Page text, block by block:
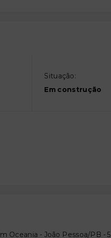
Situação:
Em construção
Oceania - João Pessoa/PB -